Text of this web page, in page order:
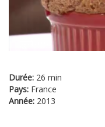
Durée: 26 min
Pays: France
Année: 2013